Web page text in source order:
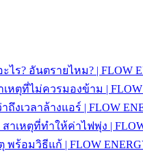
ไร? อันตรายไหม? | FLOW
หตุที่ไม่ควรมองข้าม | FLOW
เวลาล้างแอร์ | FLOW
าเหตุที่ทำให้ค่าไฟพุ่ง |
พร้อมวิธีแก้ | FLOW